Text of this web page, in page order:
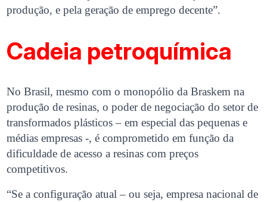
produção, e pela geração de emprego decente”.
Cadeia petroquímica
No Brasil, mesmo com o monopólio da Braskem na
produção de resinas, o poder de negociação do setor de
transformados plásticos – em especial das pequenas e
médias empresas -, é comprometido em função da
dificuldade de acesso a resinas com preços
competitivos.
“Se a configuração atual – ou seja, empresa nacional de